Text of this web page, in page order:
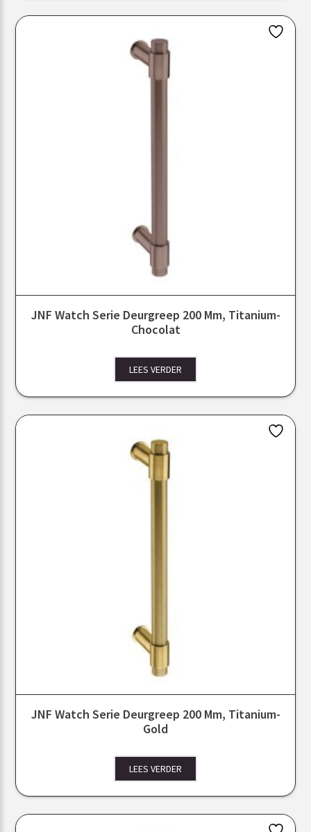
JNF Watch Serie Deurgreep 200 Mm, Titanium-
Chocolat
LEES VERDER
JNF Watch Serie Deurgreep 200 Mm, Titanium-
Gold
LEES VERDER